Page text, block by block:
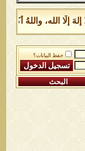
إلَّا الله، واللهُ أكبر
حفظ البيانات؟
البحث